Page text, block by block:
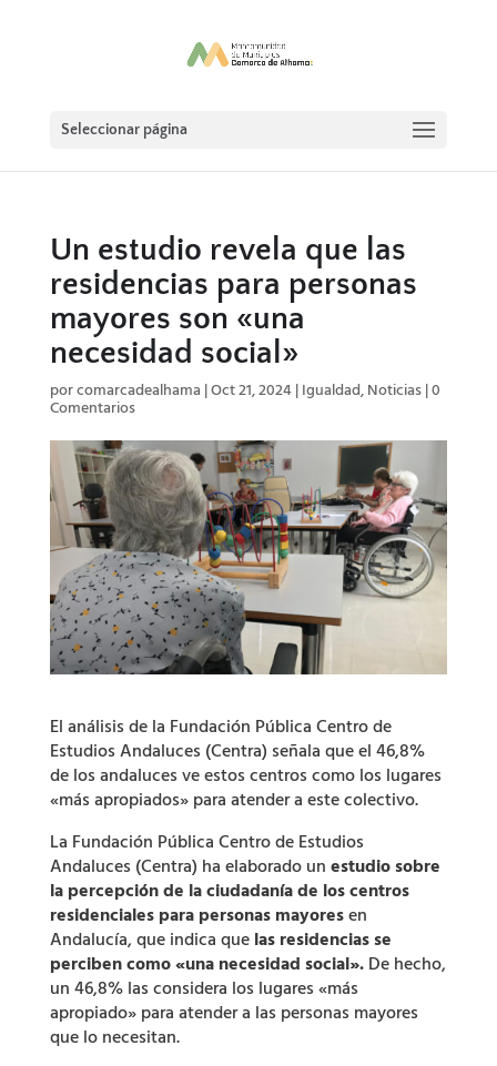
Seleccionar página
Un estudio revela que las
residencias para personas
mayores son «una
necesidad social»
porcomarcadealhama |Oct 21, 2024| Igualdad, Noticias|0
Comentarios
El análisis de la Fundación Pública Centro de
Estudios Andaluces (Centra) señala que el 46,8%
de los andaluces ve estos centros como los lugares
«más apropiados» para atender a este colectivo.
La Fundación Pública Centro de Estudios
Andaluces (Centra) ha elaborado un estudio sobre
la percepción de la ciudadanía de los centros
residenciales para personas mayoresen
Andalucía, que indica que las residencias se
perciben como «una necesidad social».De hecho,
un 46,8% las considera los lugares «más
apropiado» para atender a las personas mayores
que lo necesitan.